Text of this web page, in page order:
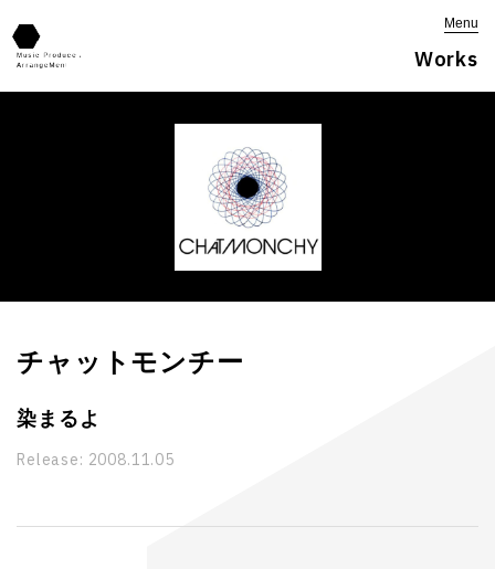
Menu
Works
チャットモンチー
染まるよ
Release: 2008.11.05